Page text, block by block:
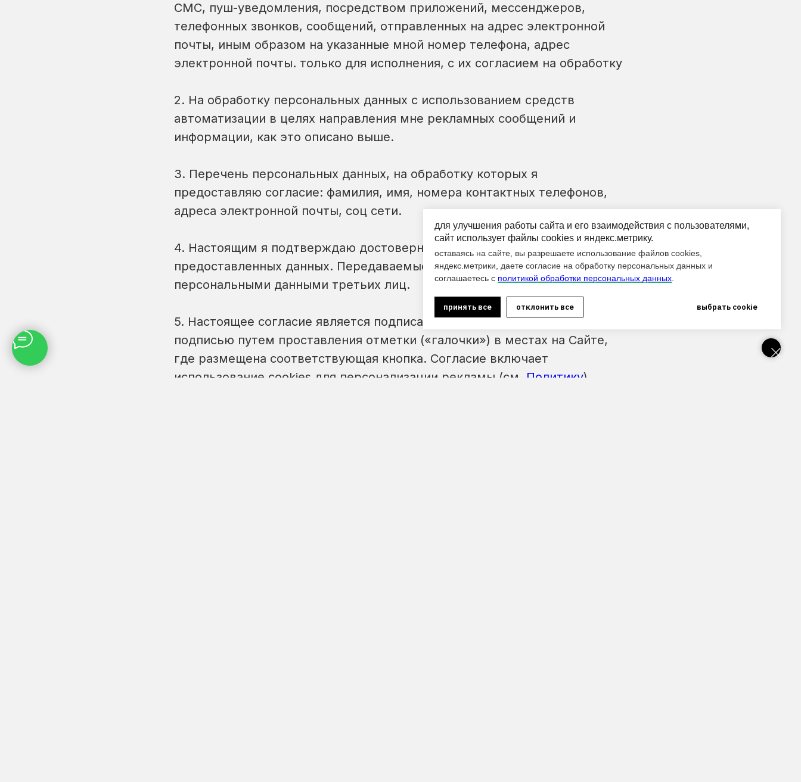
СМС, пуш-уведомления, посредством приложений, мессенджеров,
телефонных звонков, сообщений, отправленных на адрес электронной
почты, иным образом на указанные мной номер телефона, адрес
электронной почты. только для исполнения, с их согласием на обработку
2. На обработку персональных данных с использованием средств
автоматизации в целях направления мне рекламных сообщений и
информации, как это описано выше.
3. Перечень персональных данных, на обработку которых я
предоставляю согласие: фамилия, имя, номера контактных телефонов,
адреса электронной почты, соц сети.
4. Настоящим я подтверждаю достоверность и принадлежность мне
предоставленных данных. Передаваемые мной данные не являются
персональными данными третьих лиц.
5. Настоящее согласие является подписанным мной электронной
подписью путем проставления отметки («галочки») в местах на Сайте,
где размещена соответствующая кнопка. Согласие включает
использование cookies для персонализации рекламы (см. Политику)
для улучшения работы сайта и его взаимодействия с пользователями,
сайт использует файлы cookies и яндекс.метрику.
оставаясь на сайте, вы разрешаете использование файлов cookies,
яндекс.метрики, даете согласие на обработку персональных данных и
соглашаетесь с политикой обработки персональных данных.
принять все отклонить все выбрать cookie